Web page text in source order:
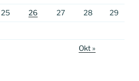
25 26 27 28 29
Okt »